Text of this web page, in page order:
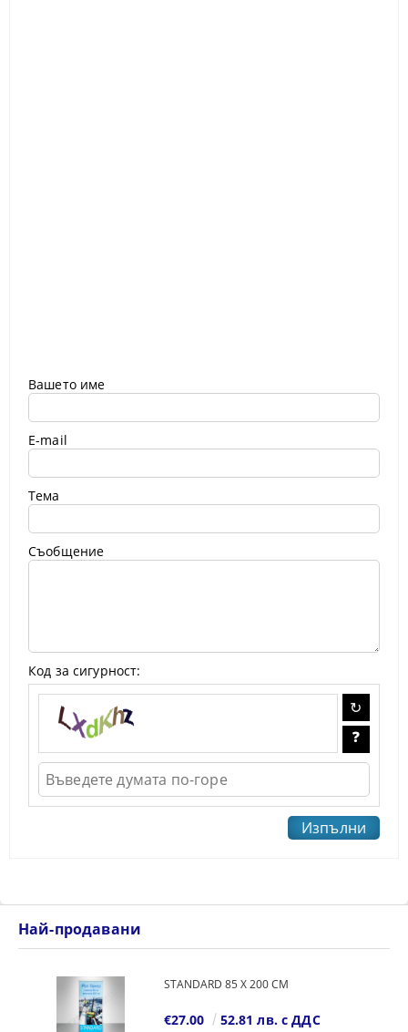
Вашето име
E-mail
Тема
Съобщение
Код за сигурност:
Най-продавани
STANDARD 85 Х 200 СМ
€27.00 52.81 лв. с ДДС